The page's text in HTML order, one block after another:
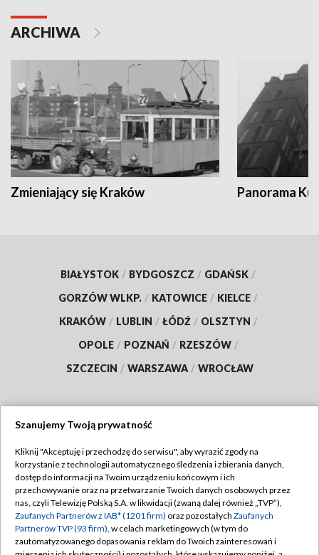
ARCHIWA
Zmieniający się Kraków Panorama
BIAŁYSTOK / BYDGOSZCZ / GDAŃSK /
GORZÓW WLKP. / KATOWICE / KIELCE /
KRAKÓW / LUBLIN / ŁÓDŹ / OLSZTYN /
OPOLE / POZNAŃ / RZESZÓW /
SZCZECIN / WARSZAWA / WROCŁAW
TVP
Abonament TVP
Emisja w TVP
Centrum informacji TVP
Regulamin TVP
Polityka prywatności
Moje zgody
Szanujemy Twoją prywatność
Kliknij "Akceptuję i przechodzę do serwisu", aby wyrazić zgody na
korzystanie z technologii automatycznego śledzenia i zbierania danych,
dostęp do informacji na Twoim urządzeniu końcowym i ich
przechowywanie oraz na przetwarzanie Twoich danych osobowych przez
nas, czyli Telewizję Polską S.A. w likwidacji (zwaną dalej również „TVP”),
Zaufanych Partnerów z IAB* (1201 firm) oraz pozostałych Zaufanych
Partnerów TVP (93 firm), w celach marketingowych (w tym do
zautomatyzowanego dopasowania reklam do Twoich zainteresowań i